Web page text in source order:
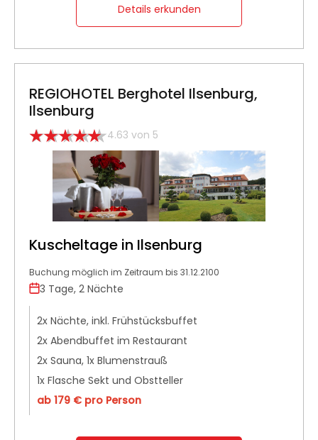
Details erkunden
REGIOHOTEL Berghotel Ilsenburg,
Ilsenburg
4.63 von 5
Kuscheltage in Ilsenburg
Buchung möglich im Zeitraum bis 31.12.2100
3 Tage, 2 Nächte
2x Nächte, inkl. Frühstücksbuffet
2x Abendbuffet im Restaurant
2x Sauna, 1x Blumenstrauß
1x Flasche Sekt und Obstteller
ab 179 € pro Person